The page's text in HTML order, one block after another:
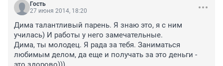
Гость
27 июня 2014, 18:20
Дима талантливый парень. Я знаю это, я с ним
училась) И работы у него замечательные.
Дима, ты молодец. Я рада за тебя. Заниматься
любимым делом, да еще и получать за это деньги -